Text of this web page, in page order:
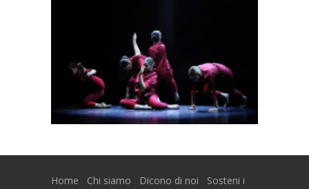
Home Chi siamo Dicono di noi
Sosteni i